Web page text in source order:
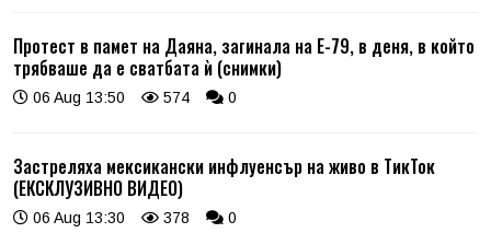
Протест в памет на Даяна, загинала на Е-79, в деня, в който
трябваше да е сватбата ѝ (снимки)
06 Aug 13:50 574 0
Застреляха мексикански инфлуенсър на живо в ТикТок
(ЕКСКЛУЗИВНО ВИДЕО)
06 Aug 13:30 378 0